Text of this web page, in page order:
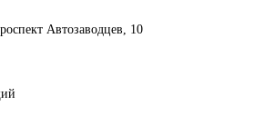
Автозаводцев, 10